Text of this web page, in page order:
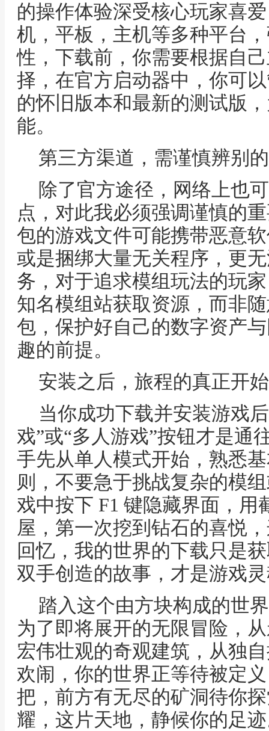
的操作体验深受核心玩家喜
机，平板，主机等多种平台
性，下载前，你需要根据自
择，在官方启动器中，你可
的怀旧版本和最新的测试版
能。
第三方渠道，需谨慎辨别
除了官方途径，网络上也
点，对此我必须强调谨慎的
包的游戏文件可能携带恶意
或是捆绑大量无关程序，更
务，对于追求模组玩法的玩家
知名模组站获取资源，而非
包，保护好自己的数字资产
趣的前提。
安装之后，旅程的真正开始
当你成功下载并安装游戏
戏”或“多人游戏”按钮才是通
手先从单人模式开始，熟悉
则，不要急于挑战复杂的模
戏中按下 F1 键隐藏界面，用
屋，第一次挖到钻石的喜悦
回忆，我的世界的下载只是
双手创造的故事，才是游戏
踏入这个由方块构成的世
为了即将展开的无限冒险，
宏伟壮观的奇观建筑，从独
欢闹，你的世界正等待被定
把，前方有无尽的矿洞待你
耀，这片天地，静候你的足